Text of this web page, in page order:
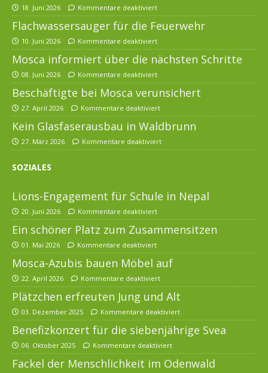
18. Juni 2026 Kommentare deaktiviert
Flachwassersauger für die Feuerwehr
10. Juni 2026 Kommentare deaktiviert
Mosca informiert über die nächsten Schritte
08. Juni 2026 Kommentare deaktiviert
Beschäftigte bei Mosca verunsichert
27. April 2026 Kommentare deaktiviert
Kein Glasfaserausbau in Waldbrunn
27. März 2026 Kommentare deaktiviert
SOZIALES
Lions-Engagement für Schule in Nepal
20. Juni 2026 Kommentare deaktiviert
Ein schöner Platz zum Zusammensitzen
01. Mai 2026 Kommentare deaktiviert
Mosca-Azubis bauen Möbel auf
22. April 2026 Kommentare deaktiviert
Plätzchen erfreuten Jung und Alt
03. Dezember 2025 Kommentare deaktiviert
Benefizkonzert für die siebenjährige Svea
06. Oktober 2025 Kommentare deaktiviert
Fackel der Menschlichkeit im Odenwald